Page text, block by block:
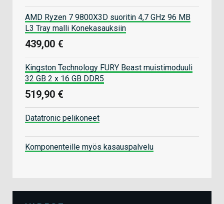
AMD Ryzen 7 9800X3D suoritin 4,7 GHz 96 MB
L3 Tray malli Konekasauksiin
439,00 €
Kingston Technology FURY Beast muistimoduuli
32 GB 2 x 16 GB DDR5
519,90 €
Datatronic pelikoneet
Komponenteille myös kasauspalvelu